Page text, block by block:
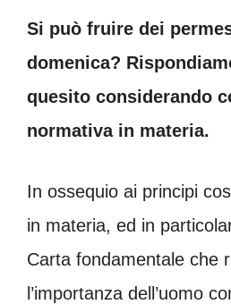
Si può fruire dei
domenica?
quesito considerando
normativa in materia.
In ossequio ai principi
in materia, ed in
Carta fondamentale che
l’importanza dell’uomo